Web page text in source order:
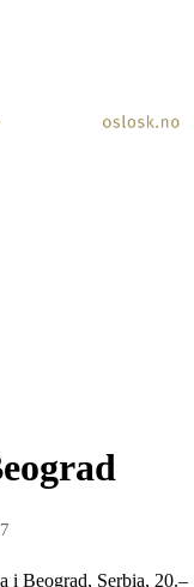
i Beograd, Serbia, 20.–